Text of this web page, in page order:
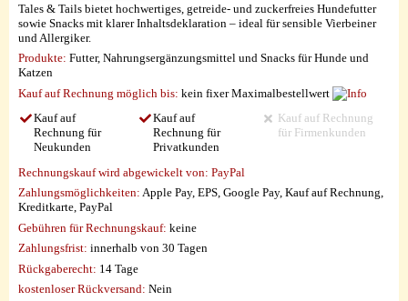
Tales & Tails bietet hochwertiges, getreide- und zuckerfreies Hundefutter
sowie Snacks mit klarer Inhaltsdeklaration – ideal für sensible Vierbeiner
und Allergiker.
Produkte: Futter, Nahrungsergänzungsmittel und Snacks für Hunde und
Katzen
Kauf auf Rechnung möglich bis: kein fixer Maximalbestellwert
Kauf auf
Rechnung für
Neukunden
Kauf auf
Rechnung für
Privatkunden
Kauf auf Rechnung
für Firmenkunden
Rechnungskauf wird abgewickelt von: PayPal
Zahlungsmöglichkeiten: Apple Pay, EPS, Google Pay, Kauf auf Rechnung,
Kreditkarte, PayPal
Gebühren für Rechnungskauf: keine
Zahlungsfrist: innerhalb von 30 Tagen
Rückgaberecht: 14 Tage
kostenloser Rückversand: Nein